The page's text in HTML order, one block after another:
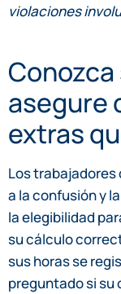
violaciones
asegure
extras
Los trabajadores
a la confusión y
la elegibilidad
su cálculo
sus horas se
preguntado si